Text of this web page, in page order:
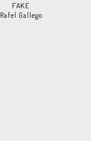
FAKE
Rafel Gallego